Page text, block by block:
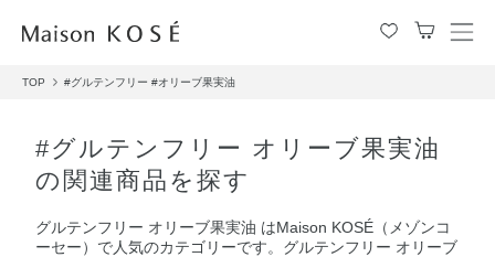
メ
TOP #グルテンフリー #オリーブ果実油
#グルテンフリー オリーブ果実油
の関連商品を探す
グルテンフリー オリーブ果実油 はMaison KOSÉ（メゾンコ
ーセー）で人気のカテゴリーです。グルテンフリー オリーブ